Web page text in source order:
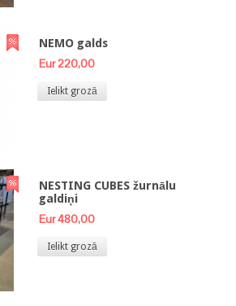
NEMO galds
Eur 220,00
Ielikt grozā
NESTING CUBES žurnālu
galdiņi
Eur 480,00
Ielikt grozā